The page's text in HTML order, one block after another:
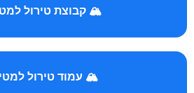
🏔️ קבוצת טירול
🏔️ עמוד טירול